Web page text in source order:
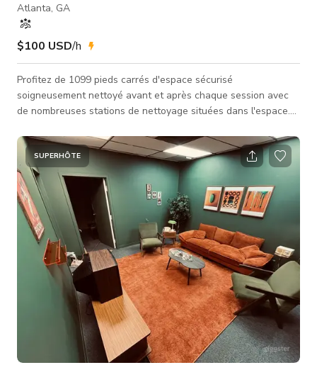
Atlanta, GA
$100 USD/h
Profitez de 1099 pieds carrés d'espace sécurisé
soigneusement nettoyé avant et après chaque session avec
de nombreuses stations de nettoyage situées dans l'espace.
section à l'intérieur de nos murs ainsi qu'une cour
supplémentaire de 2000 pieds carrés avec accès direct depuis
l'intérieur. Équipement d'éclairage optionnel Mur cyclorama
Loge maquillage & station coiffure Une variété de fonds
colorés Idéal pour la phot
SUPERHÔTE